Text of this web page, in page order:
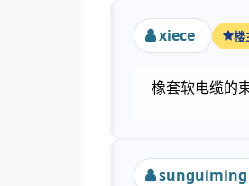
xiece 楼
橡套软电缆的
sunguiming